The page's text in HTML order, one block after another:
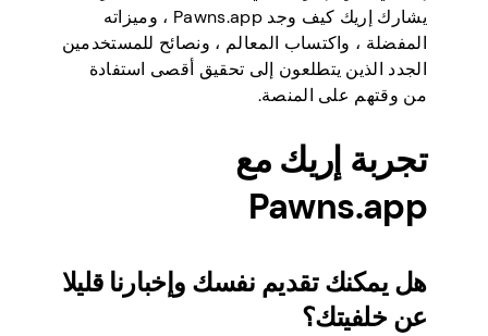
يشارك إريك كيف وجد Pawns.app ، وميزاته
المفضلة ، واكتساب المعالم ، ونصائح للمستخدمين
الجدد الذين يتطلعون إلى تحقيق أقصى استفادة
من وقتهم على المنصة.
تجربة إريك مع
Pawns.app
هل يمكنك تقديم نفسك وإخبارنا قليلا
عن خلفيتك؟